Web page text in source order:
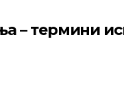
– термини